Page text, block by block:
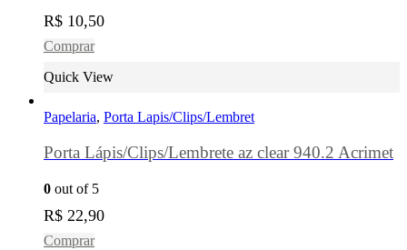
R$ 10,50
Comprar
Quick View
Papelaria, Porta Lapis/Clips/Lembret
Porta Lápis/Clips/Lembrete az clear 940.2 Acrimet
0 out of 5
R$ 22,90
Comprar